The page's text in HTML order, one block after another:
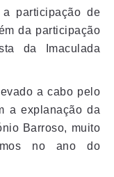
participação de
da participação
da Imaculada
a cabo pelo
a explanação da
Barroso, muito
no ano do